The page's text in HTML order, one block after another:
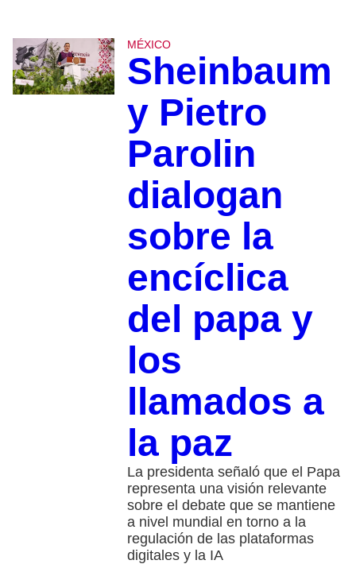
MÉXICO
Sheinbaum
y Pietro
Parolin
dialogan
sobre la
encíclica
del papa y
los
llamados a
la paz
La presidenta señaló que el Papa
representa una visión relevante
sobre el debate que se mantiene
a nivel mundial en torno a la
regulación de las plataformas
digitales y la IA